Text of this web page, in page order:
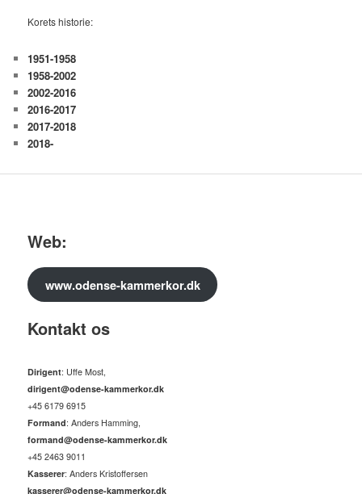
Korets historie:
1951-1958
1958-2002
2002-2016
2016-2017
2017-2018
2018-
Web:
www.odense-kammerkor.dk
Kontakt os
Dirigent: Uffe Most,
dirigent@odense-kammerkor.dk
+45 6179 6915
Formand: Anders Hamming,
formand@odense-kammerkor.dk
+45 2463 9011
Kasserer: Anders Kristoffersen
kasserer@odense-kammerkor.dk